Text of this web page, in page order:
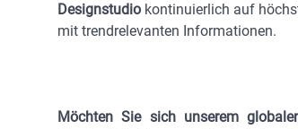
Designstudio kontinuierlich auf
mit trendrelevanten Informationen.
Möchten Sie sich unserem